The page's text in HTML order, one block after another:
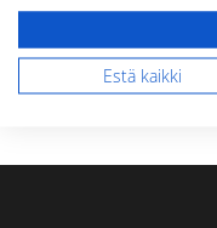
Estä kaikki